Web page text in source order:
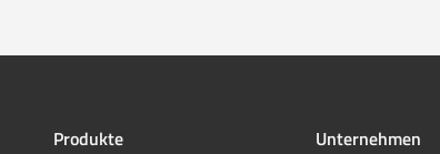
Produkte
Unternehmen